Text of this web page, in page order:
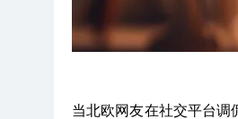
当北欧网友在社交平台调